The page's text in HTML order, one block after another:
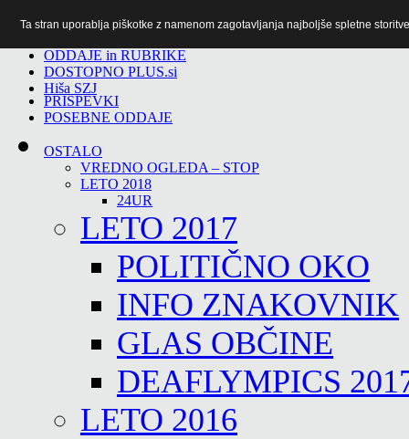
ODDAJE in RUBRIKE
DOSTOPNO PLUS.si
Hiša SZJ
PRISPEVKI
POSEBNE ODDAJE
OSTALO
VREDNO OGLEDA – STOP
LETO 2018
24UR
LETO 2017
POLITIČNO OKO
INFO ZNAKOVNIK
GLAS OBČINE
DEAFLYMPICS
LETO 2016
Ta stran uporablja piškotke z namenom zagotavljanja najboljše spletne